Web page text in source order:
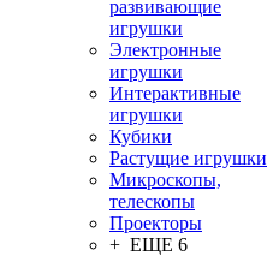
развивающие
игрушки
Электронные
игрушки
Интерактивные
игрушки
Кубики
Растущие игрушки
Микроскопы,
телескопы
Проекторы
+ ЕЩЕ 6